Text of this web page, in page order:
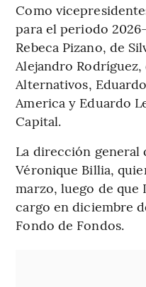
Como
para el periodo
Rebeca Pizano, de
Alejandro
Alternativos,
America y Eduardo
Capital.
La dirección general
Véronique Billia,
marzo, luego de que
cargo en diciembre
Fondo de Fondos.